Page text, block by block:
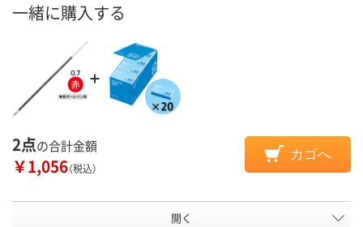
一緒に購入する
2点の合計金額
￥1,056（税込）
カゴへ
開く